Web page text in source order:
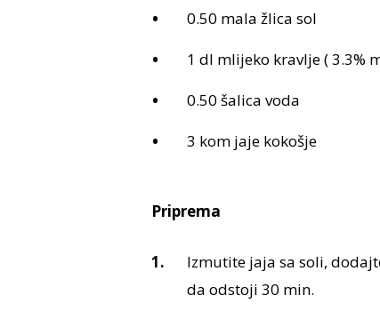
0.50 mala žlica sol
1 dl mlijeko kravlje ( 3.3%
0.50 šalica voda
3 kom jaje kokošje
Priprema
Izmutite jaja sa soli,
da odstoji 30 min.